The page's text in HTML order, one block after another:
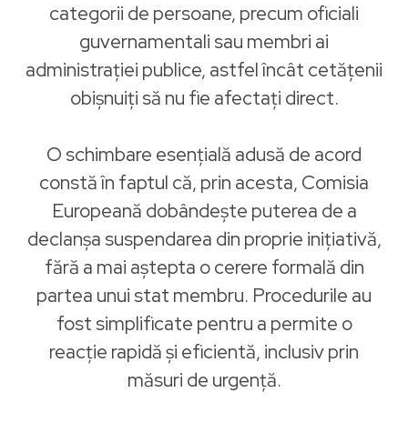
categorii de persoane, precum oficiali
guvernamentali sau membri ai
administrației publice, astfel încât cetățenii
obișnuiți să nu fie afectați direct.
O schimbare esențială adusă de acord
constă în faptul că, prin acesta, Comisia
Europeană dobândește puterea de a
declanșa suspendarea din proprie inițiativă,
fără a mai aștepta o cerere formală din
partea unui stat membru. Procedurile au
fost simplificate pentru a permite o
reacție rapidă și eficientă, inclusiv prin
măsuri de urgență.